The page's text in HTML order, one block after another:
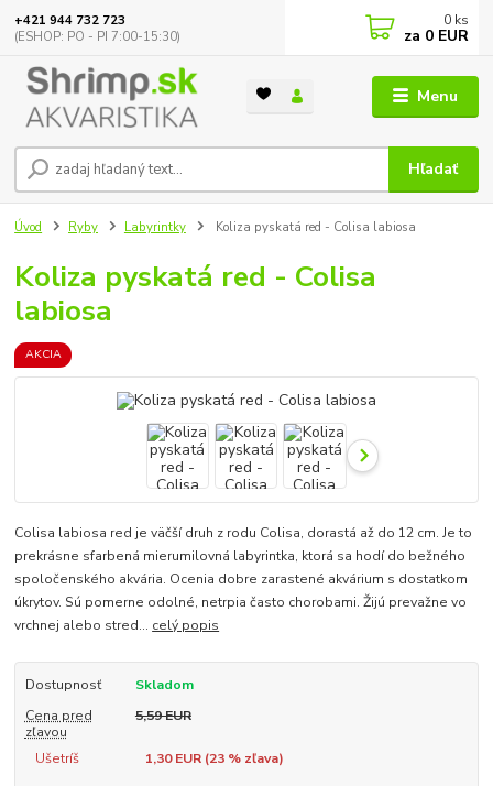
Menu
Hľadať
+421 944 732 723
(ESHOP: PO - PI 7:00-15:30)
0 ks
za 0 EUR
Úvod Ryby Labyrintky Koliza pyskatá red - Colisa labiosa
Koliza pyskatá red - Colisa
labiosa
AKCIA
Colisa labiosa red je väčší druh z rodu Colisa, dorastá až do 12 cm. Je to
prekrásne sfarbená mierumilovná labyrintka, ktorá sa hodí do bežného
spoločenského akvária. Ocenia dobre zarastené akvárium s dostatkom
úkrytov. Sú pomerne odolné, netrpia často chorobami. Žijú prevažne vo
vrchnej alebo stred... celý popis
Dostupnosť
Skladom
Cena pred
zľavou
5,59 EUR
Ušetríš 1,30 EUR (23% zľava)